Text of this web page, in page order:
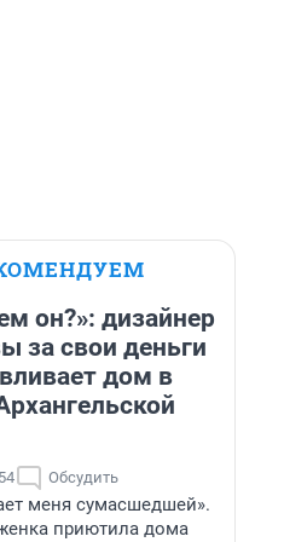
он?»: дизайнер
за свои деньги
дом в
Обсудить
меня сумасшедшей».
приютила дома